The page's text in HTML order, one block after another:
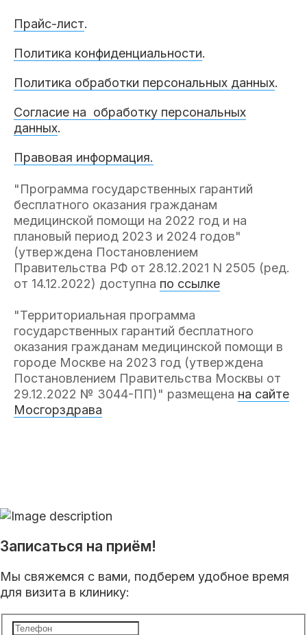
Прайс-лист.
Политика конфиденциальности.
Политика обработки персональных данных.
Согласие на обработку персональных
данных.
Правовая информация.
"Программа государственных гарантий
бесплатного оказания гражданам
медицинской помощи на 2022 год и на
плановый период 2023 и 2024 годов"
(утверждена Постановлением
Правительства РФ от 28.12.2021 N 2505 (ред.
от 14.12.2022) доступна по ссылке
"Территориальная программа
государственных гарантий бесплатного
оказания гражданам медицинской помощи в
городе Москве на 2023 год (утверждена
Постановлением Правительства Москвы от
29.12.2022 № 3044-ПП)" размещена на сайте
Мосгорздрава
Записаться на приём!
Мы свяжемся с вами, подберем удобное время
для визита в клинику: